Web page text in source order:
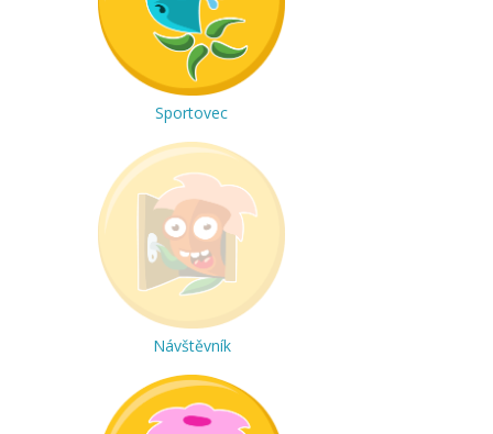
Sportovec
Návštěvník